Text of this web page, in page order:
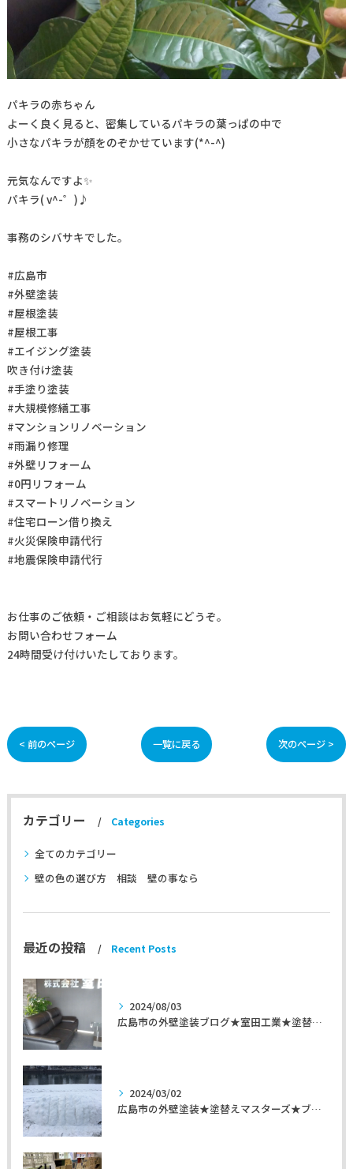
パキラの赤ちゃん
よーく良く見ると、密集しているパキラの葉っぱの中で
小さなパキラが顔をのぞかせています(*^-^)
元気なんですよ✨
パキラ( v^-゜)♪
事務のシバサキでした。
#広島市
#外壁塗装
#屋根塗装
#屋根工事
#エイジング塗装
吹き付け塗装
#手塗り塗装
#大規模修繕工事
#マンションリノベーション
#雨漏り修理
#外壁リフォーム
#0円リフォーム
#スマートリノベーション
#住宅ローン借り換え
#火災保険申請代行
#地震保険申請代行
お仕事のご依頼・ご相談はお気軽にどうぞ。
お問い合わせフォーム
24時間受け付けいたしております。
< 前のページ 一覧に戻る 次のページ >
カテゴリー Categories
全てのカテゴリー
壁の色の選び方 相談 壁の事なら
最近の投稿 Recent Posts
2024/08/03
広島市の外壁塗装ブログ★室田工業★塗替えマスターズ★外壁リフォーム
2024/03/02
広島市の外壁塗装★塗替えマスターズ★ブログ「初めて家を手入れするのに」